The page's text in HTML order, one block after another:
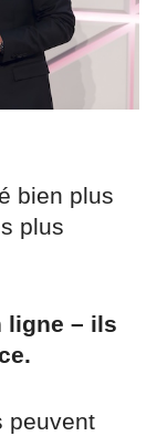
bien plus
plus
ligne – ils
peuvent